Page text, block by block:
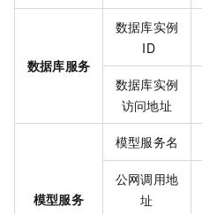
数据库服务
数据库实例
ID
数据库实例
访问地址
模型服务
模型服务名
公网调用地
址